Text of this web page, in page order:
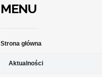
MENU
Strona główna
Aktualności